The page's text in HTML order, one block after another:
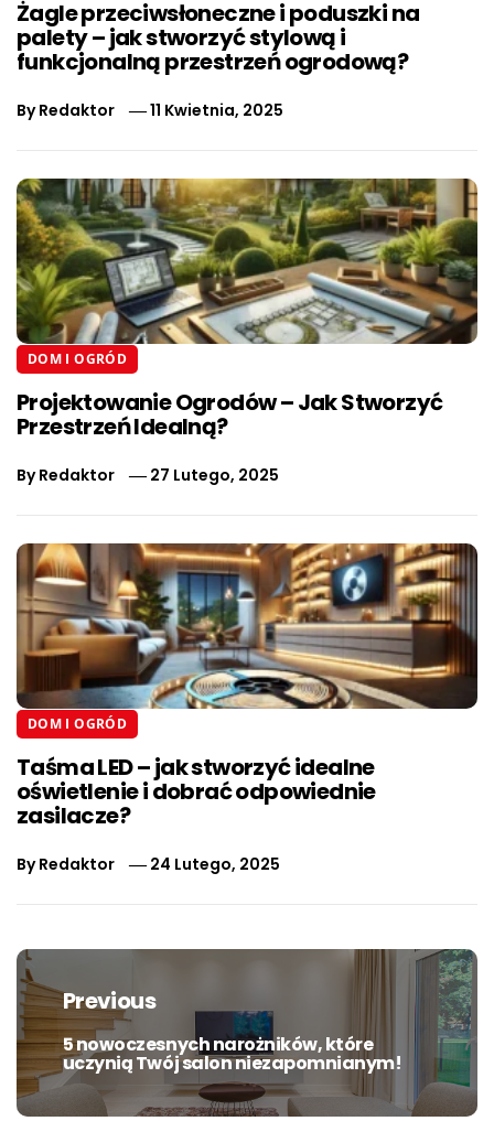
Żagle przeciwsłoneczne i poduszki na
palety – jak stworzyć stylową i
funkcjonalną przestrzeń ogrodową?
ByRedaktor 11 Kwietnia, 2025
DOM I OGRÓD
Projektowanie Ogrodów – Jak Stworzyć
Przestrzeń Idealną?
ByRedaktor 27 Lutego, 2025
DOM I OGRÓD
Taśma LED – jak stworzyć idealne
oświetlenie i dobrać odpowiednie
zasilacze?
ByRedaktor 24 Lutego, 2025
Nawigacja
wpisu
Previous
Previous
post:
5 nowoczesnych narożników, które
uczynią Twój salon niezapomnianym!